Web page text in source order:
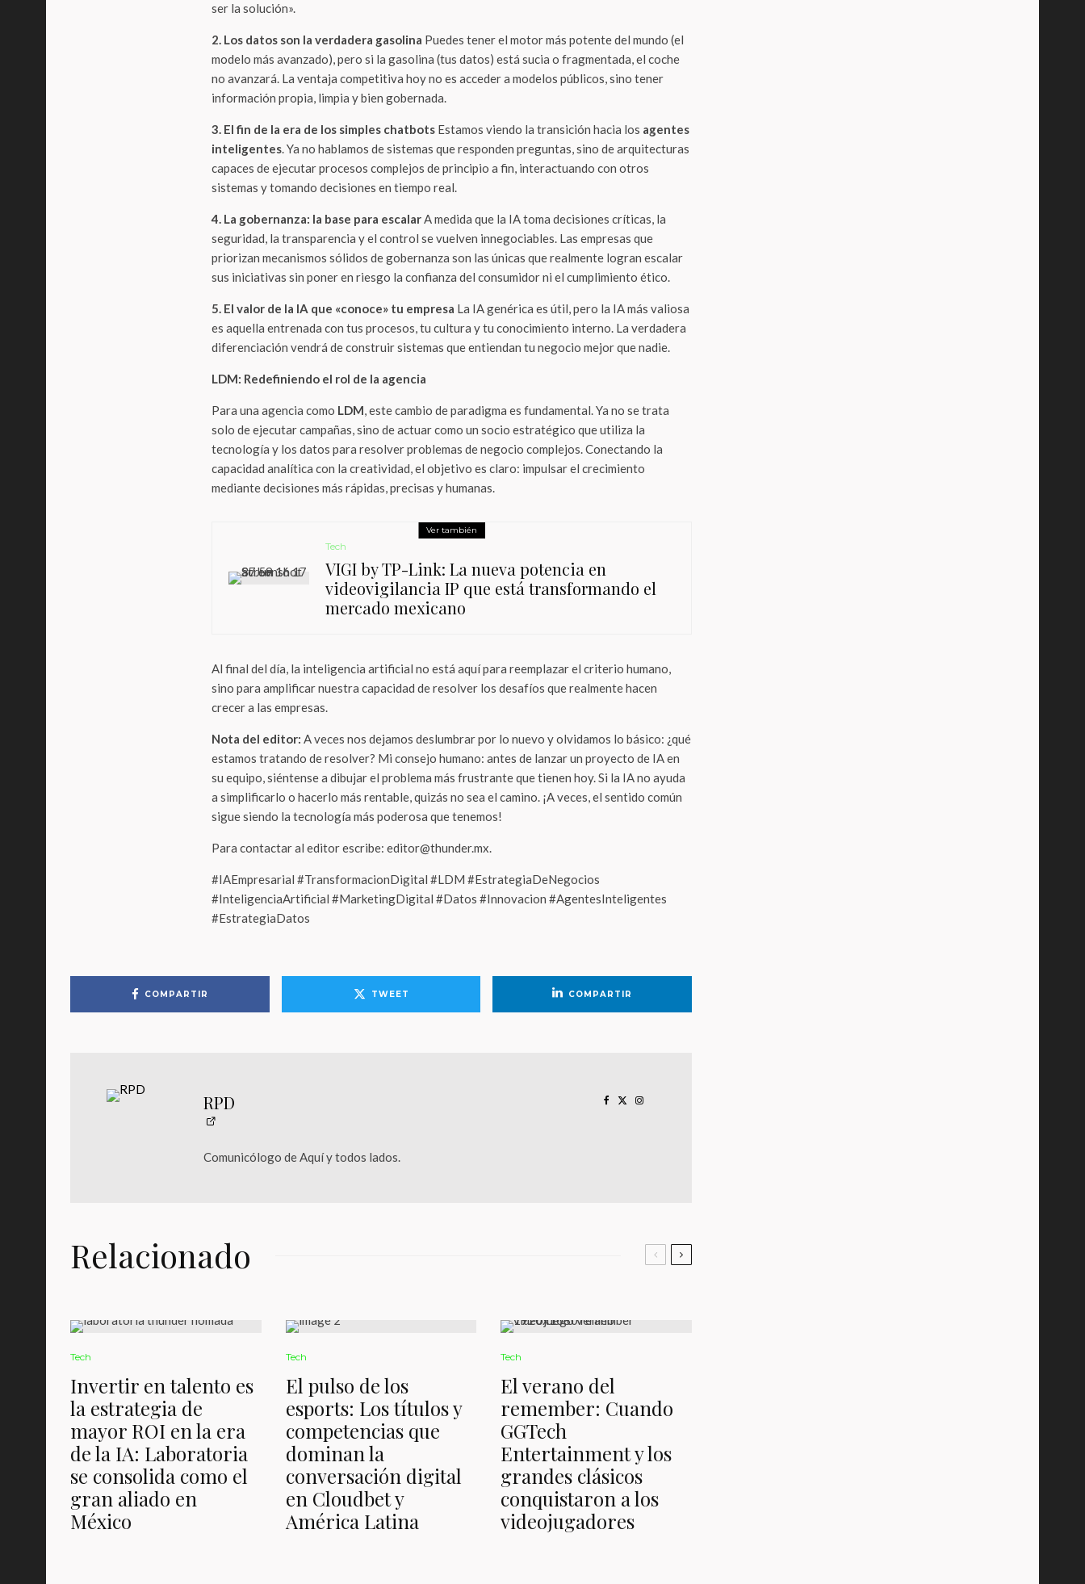
ser la solución».
2. Los datos son la verdadera gasolina Puedes tener el motor más potente del mundo (el
modelo más avanzado), pero si la gasolina (tus datos) está sucia o fragmentada, el coche
no avanzará. La ventaja competitiva hoy no es acceder a modelos públicos, sino tener
información propia, limpia y bien gobernada.
3. El fin de la era de los simples chatbots Estamos viendo la transición hacia los agentes
inteligentes. Ya no hablamos de sistemas que responden preguntas, sino de arquitecturas
capaces de ejecutar procesos complejos de principio a fin, interactuando con otros
sistemas y tomando decisiones en tiempo real.
4. La gobernanza: la base para escalarA medida que la IA toma decisiones críticas, la
seguridad, la transparencia y el control se vuelven innegociables. Las empresas que
priorizan mecanismos sólidos de gobernanza son las únicas que realmente logran escalar
sus iniciativas sin poner en riesgo la confianza del consumidor ni el cumplimiento ético.
5. El valor de la IA que «conoce» tu empresa La IA genérica es útil, pero la IA más valiosa
es aquella entrenada con tus procesos, tu cultura y tu conocimiento interno. La verdadera
diferenciación vendrá de construir sistemas que entiendan tu negocio mejor que nadie.
LDM: Redefiniendo el rol de la agencia
Para una agencia como LDM, este cambio de paradigma es fundamental. Ya no se trata
solo de ejecutar campañas, sino de actuar como un socio estratégico que utiliza la
tecnología y los datos para resolver problemas de negocio complejos. Conectando la
capacidad analítica con la creatividad, el objetivo es claro: impulsar el crecimiento
mediante decisiones más rápidas, precisas y humanas.
Ver también
Tech
VIGI by TP-Link: La nueva potencia en
videovigilancia IP que está transformando el
mercado mexicano
Al final del día, la inteligencia artificial no está aquí para reemplazar el criterio humano,
sino para amplificar nuestra capacidad de resolver los desafíos que realmente hacen
crecer a las empresas.
Nota del editor: A veces nos dejamos deslumbrar por lo nuevo y olvidamos lo básico: ¿qué
estamos tratando de resolver? Mi consejo humano: antes de lanzar un proyecto de IA en
su equipo, siéntense a dibujar el problema más frustrante que tienen hoy. Si la IA no ayuda
a simplificarlo o hacerlo más rentable, quizás no sea el camino. ¡A veces, el sentido común
sigue siendo la tecnología más poderosa que tenemos!
Para contactar al editor escribe: editor@thunder.mx.
#IAEmpresarial #TransformacionDigital #LDM #EstrategiaDeNegocios
#InteligenciaArtificial #MarketingDigital #Datos #Innovacion #AgentesInteligentes
#EstrategiaDatos
COMPARTIR TWEET COMPARTIR
RPD
Comunicólogo de Aquí y todos lados.
Relacionado
Tech
Invertir en talento es
la estrategia de
mayor ROI en la era
de la IA: Laboratoria
se consolida como el
gran aliado en
México
Tech
El pulso de los
esports: Los títulos y
competencias que
dominan la
conversación digital
en Cloudbet y
América Latina
Tech
El verano del
remember: Cuando
GGTech
Entertainment y los
grandes clásicos
conquistaron a los
videojugadores